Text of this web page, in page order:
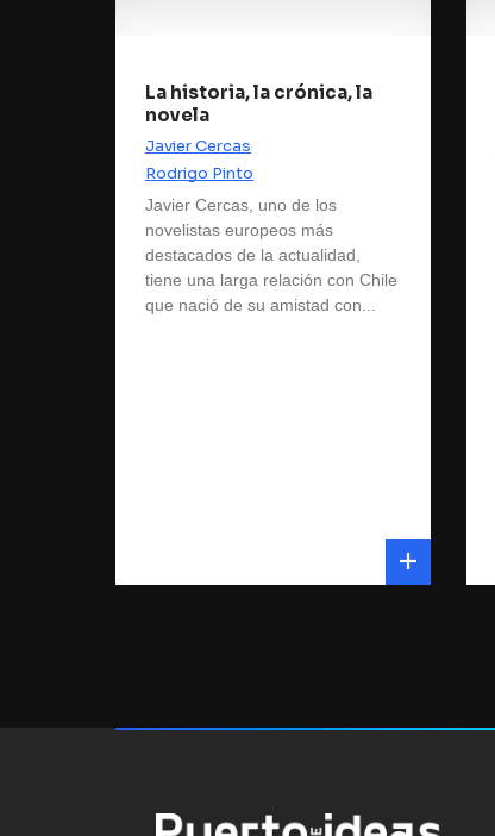
La historia, la crónica, la
novela
Javier Cercas
Rodrigo Pinto
Javier Cercas, uno de los
novelistas europeos más
destacados de la actualidad,
tiene una larga relación con Chile
que nació de su amistad con...